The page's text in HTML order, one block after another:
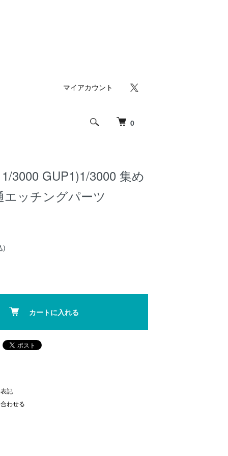
0
マイアカウント
3000 GUP1)1/3000 集め
エッチングパーツ
)
カートに入れる
記
わせる